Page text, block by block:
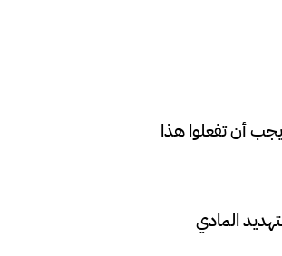
يجب أن تفعلوا هذا
المادي